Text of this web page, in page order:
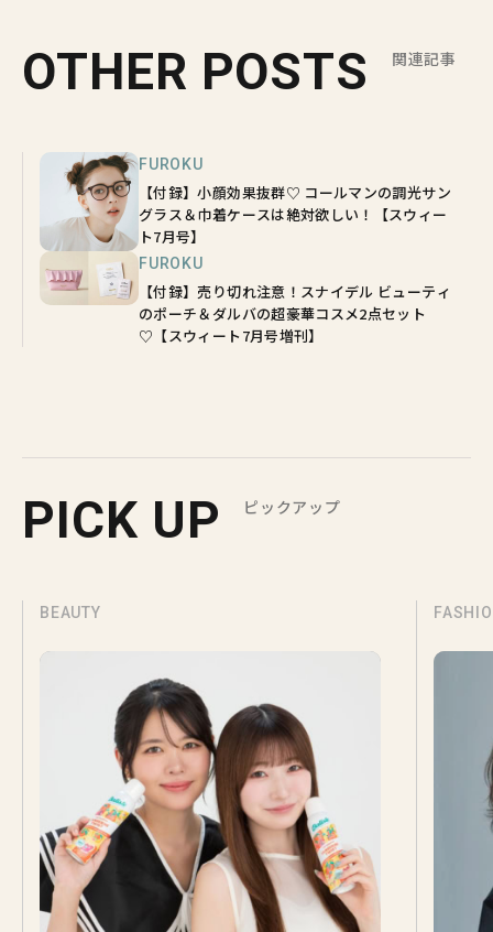
OTHER POSTS 関連記事
FUROKU
【付録】小顔効果抜群♡ コールマンの調光サン
グラス＆巾着ケースは絶対欲しい！【スウィー
ト7月号】
FUROKU
【付録】売り切れ注意！スナイデル ビューティ
のポーチ＆ダルバの超豪華コスメ2点セット
♡【スウィート7月号増刊】
PICK UP ピックアップ
BEAUTY